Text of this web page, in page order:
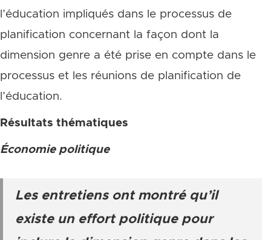
l’éducation impliqués dans le processus de
planification concernant la façon dont la
dimension genre a été prise en compte dans le
processus et les réunions de planification de
l’éducation.
Résultats thématiques
Économie politique
Les entretiens ont montré qu’il
existe un effort politique pour